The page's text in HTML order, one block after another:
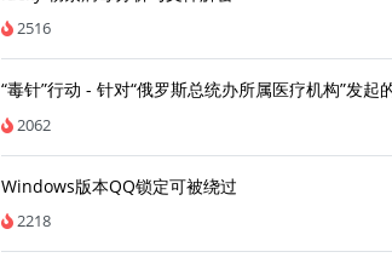
2516
“毒针”行动 - 针对“俄罗斯总统办所属医疗机构”发起
2062
Windows版本QQ锁定可被绕过
2218